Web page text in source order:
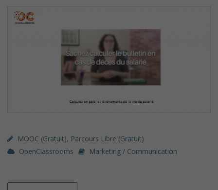
MOOC (gratuit), Parcours Libre (gratuit)
OpenClassrooms
Marketing / Communication